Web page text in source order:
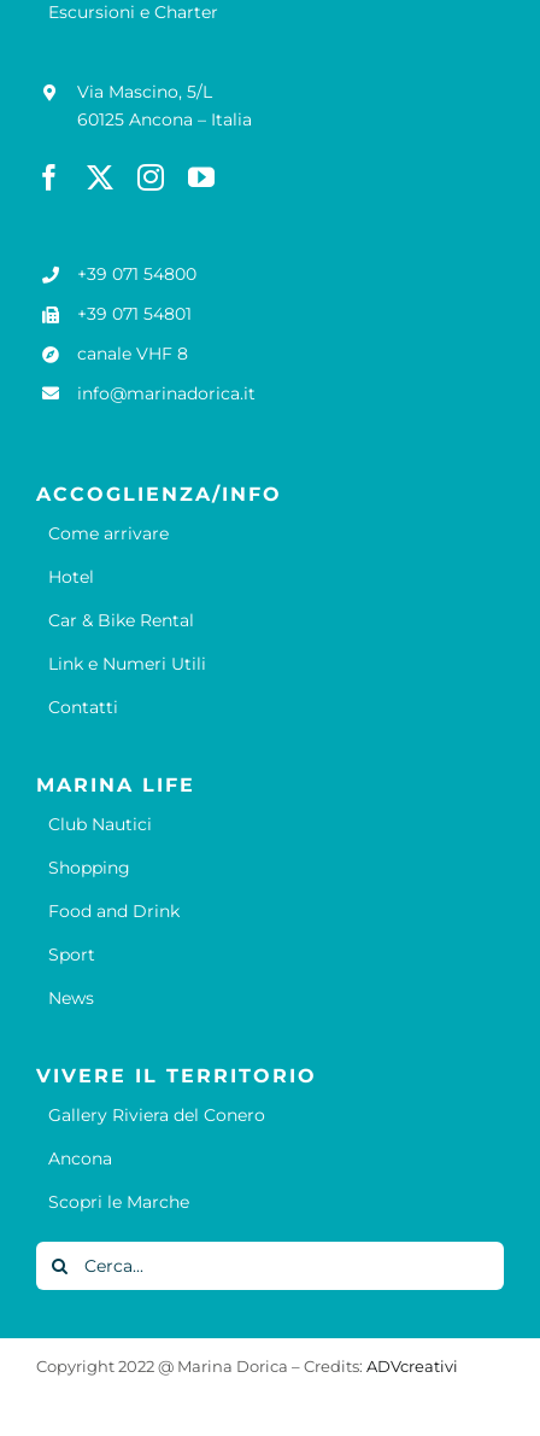
Escursioni e Charter
Via Mascino, 5/L
60125 Ancona – Italia
+39 071 54800
+39 071 54801
canale VHF 8
info@marinadorica.it
ACCOGLIENZA/INFO
Come arrivare
Hotel
Car & Bike Rental
Link e Numeri Utili
Contatti
MARINA LIFE
Club Nautici
Shopping
Food and Drink
Sport
News
VIVERE IL TERRITORIO
Gallery Riviera del Conero
Ancona
Scopri le Marche
Cerca
per:
Copyright 2022 @ Marina Dorica – Credits: ADVcreativi